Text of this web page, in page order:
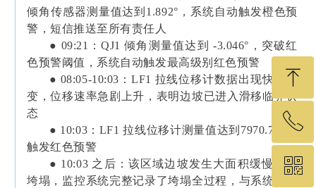
倾角传感器测量值达到1.892°，系统自动触发橙色预
警，短信推送至所有责任人
● 09:21：QJ1 倾角测量值达到 -3.046°，突破红
色预警阈值，系统自动触发最高级别红色预警
● 08:05-10:03：LF1 拉线位移计数据出现快速跳
变，位移速率急剧上升，表明边坡已进入滑移临界状
态
● 10:03：LF1 拉线位移计测量值达到7970.776，
触发红色预警
● 10:03 之后：该区域边坡发生大面积缓慢滑移
垮塌，监控系统完整记录了垮塌全过程，与系统监测
ꁸ
回到顶部
ꂅ
19575460049
ꀥ